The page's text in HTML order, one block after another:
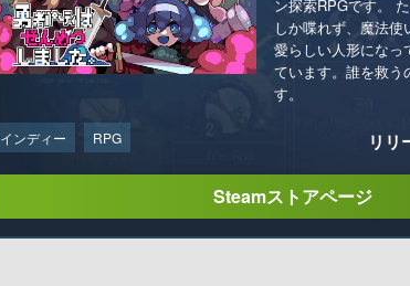
ン探索RPGです。
しか喋れず、魔法
愛らしい人形にな
ています。誰を救う
す。
インディー RPG リリ
Steamストアページ